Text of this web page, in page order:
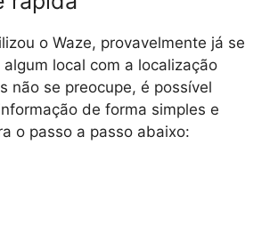
o Waze, provavelmente já se
local com a localização
não se preocupe, é possível
de forma simples e
o passo a passo abaixo: